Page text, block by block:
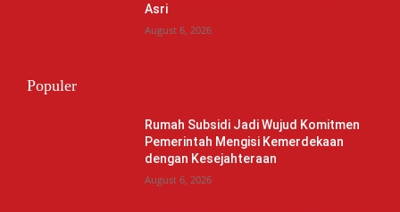
Asri
August 6, 2026
Populer
Rumah Subsidi Jadi Wujud Komitmen
Pemerintah Mengisi Kemerdekaan
dengan Kesejahteraan
August 6, 2026